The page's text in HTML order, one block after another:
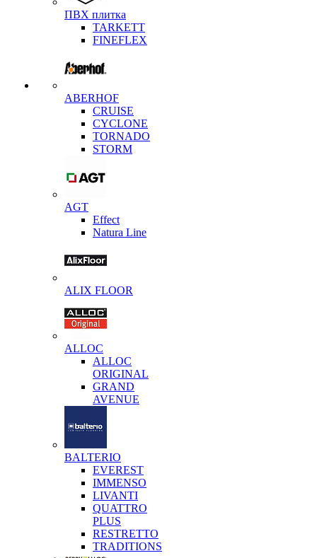
ПВХ плитка
TARKETT
FINEFLEX
ABERHOF
CRUISE
CYCLONE
TORNADO
STORM
AGT
Effect
Natura Line
ALIX FLOOR
ALLOC
ALLOC
ORIGINAL
GRAND
AVENUE
BALTERIO
EVEREST
IMMENSO
LIVANTI
QUATTRO
PLUS
RESTRETTO
TRADITIONS